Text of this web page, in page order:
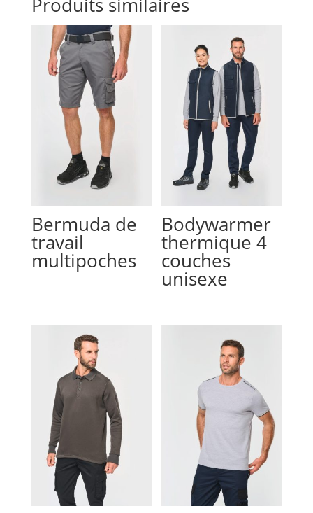
Bermuda de
travail
multipoches
Bodywarmer
thermique 4
couches
unisexe